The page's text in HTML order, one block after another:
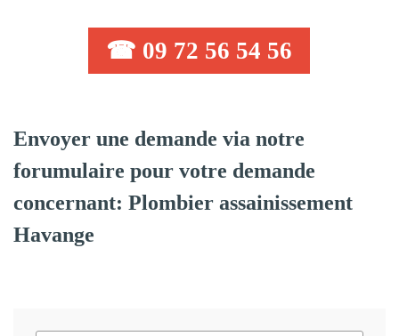
☎ 09 72 56 54 56
Envoyer une demande via notre
forumulaire pour votre demande
concernant: Plombier assainissement
Havange